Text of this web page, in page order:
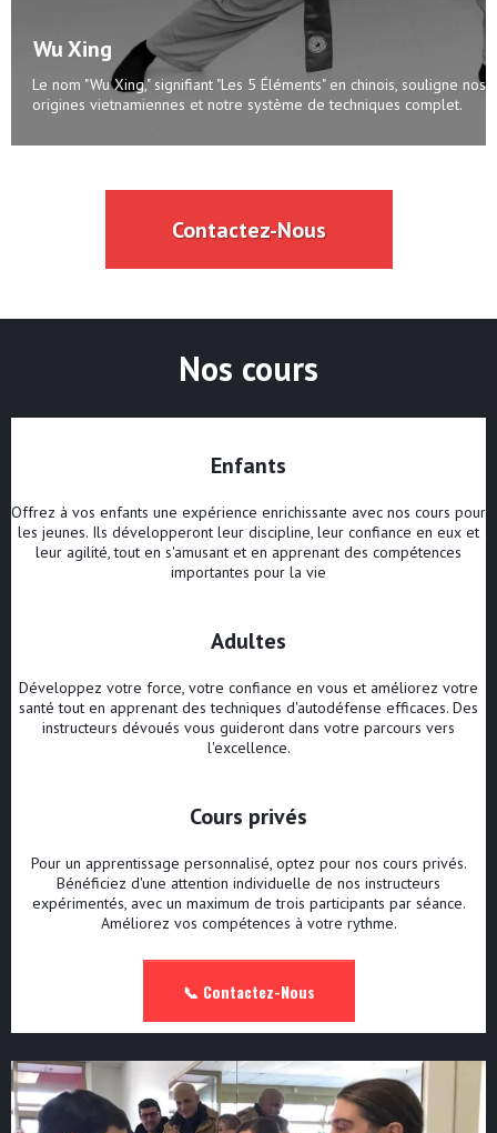
Wu Xing
Le nom "Wu Xing," signifiant "Les 5 Éléments" en chinois, souligne nos
origines vietnamiennes et notre système de techniques complet.
Contactez-Nous
Nos cours
Enfants
Offrez à vos enfants une expérience enrichissante avec nos cours pour
les jeunes. Ils développeront leur discipline, leur confiance en eux et
leur agilité, tout en s'amusant et en apprenant des compétences
importantes pour la vie
Adultes
Développez votre force, votre confiance en vous et améliorez votre
santé tout en apprenant des techniques d'autodéfense efficaces. Des
instructeurs dévoués vous guideront dans votre parcours vers
l'excellence.
Cours privés
Pour un apprentissage personnalisé, optez pour nos cours privés.
Bénéficiez d'une attention individuelle de nos instructeurs
expérimentés, avec un maximum de trois participants par séance.
Améliorez vos compétences à votre rythme.
📞 Contactez-Nous